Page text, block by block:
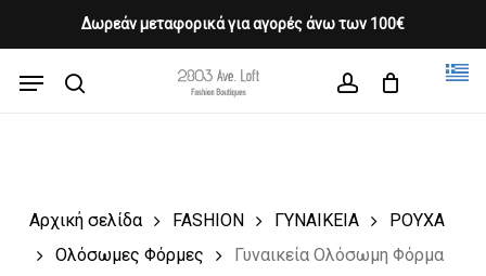
Δωρεάν μεταφορικά για αγορές άνω των 100€
content
Menu
Cart CLOSE
CART
Αρχική σελίδα FASHION ΓΥΝΑΙΚΕΙΑ
ΡΟΥΧΑ
Ολόσωμες Φόρμες
Γυναικεία Ολόσωμη Φόρμα
Close